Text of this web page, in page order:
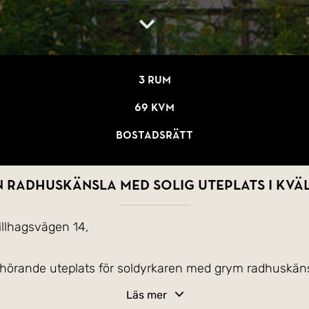
3 rum
69 kvm
Bostadsrätt
radhuskänsla med solig uteplats i
14,
uteplats för soldyrkaren med grym
kräsna köparen blir nöjd. Modernt kök från med
Läs mer